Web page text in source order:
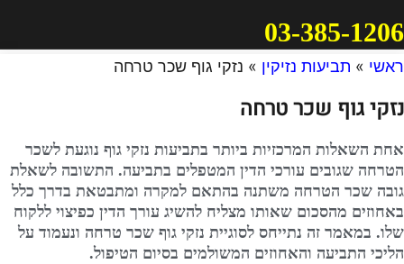
03-385-1206
ראשי » תביעות נזיקין » נזקי גוף שכר טרחה
נזקי גוף שכר טרחה
אחת השאלות המרכזיות ביותר בתביעות נזקי גוף נוגעת לשכר
הטרחה שגובים עורכי הדין המטפלים בתביעה. התשובה לשאלת
גובה שכר הטרחה משתנה בהתאם למקרה ומתבטאת בדרך כלל
באחוזים מהסכום שאותו מצליח להשיג עורך הדין כפיצוי ללקוח
שלו. במאמר זה נתייחס לסוגיית נזקי גוף שכר טרחה ונעמוד על
הליכי התביעה והאחוזים המשולמים בסיום הטיפול.